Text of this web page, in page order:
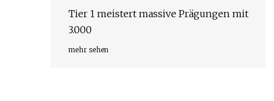
Tier 1 meistert massive Prägungen mit
3.000
mehr sehen